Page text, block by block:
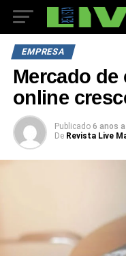
EMPRESA
Mercado
online
Publicado 6 anos
De Revista Live